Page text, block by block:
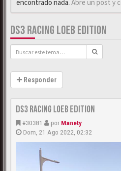
encontrado nada. Abre un post y
DS3 RACING LOEB EDITION
Responder
DS3 Racing Loeb Edition
#30381 por Manety
Dom, 21 Ago 2022, 02:32